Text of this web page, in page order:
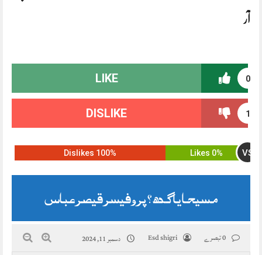
آر
0
LIKE
1
DISLIKE
0% Likes VS
100% Dislikes
مسیحا یا گدھ ؟ پروفیسر قیصر عباس
Esd shigri دسمبر 11, 2024